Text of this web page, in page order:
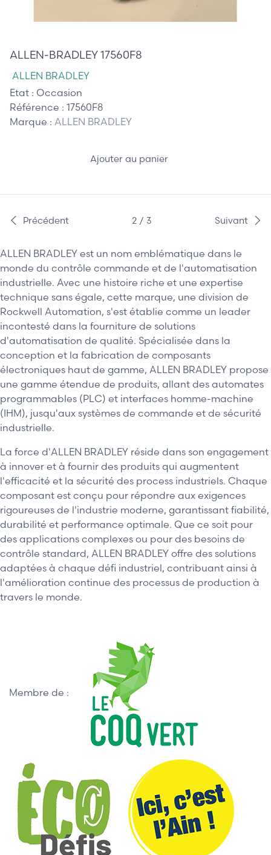
ALLEN BRADLEY est un nom emblématique dans le
monde du contrôle commande et de l'automatisation
industrielle. Avec une histoire riche et une expertise
technique sans égale, cette marque, une division de
Rockwell Automation, s'est établie comme un leader
incontesté dans la fourniture de solutions
d'automatisation de qualité. Spécialisée dans la
conception et la fabrication de composants
électroniques haut de gamme, ALLEN BRADLEY propose
une gamme étendue de produits, allant des automates
programmables (PLC) et interfaces homme-machine
(IHM), jusqu'aux systèmes de commande et de sécurité
industrielle.
La force d'ALLEN BRADLEY réside dans son engagement
à innover et à fournir des produits qui augmentent
l'efficacité et la sécurité des process industriels. Chaque
composant est conçu pour répondre aux exigences
rigoureuses de l'industrie moderne, garantissant fiabilité,
durabilité et performance optimale. Que ce soit pour
des applications complexes ou pour des besoins de
contrôle standard, ALLEN BRADLEY offre des solutions
adaptées à chaque défi industriel, contribuant ainsi à
l'amélioration continue des processus de production à
travers le monde.
ALLEN-BRADLEY 17560F8
ALLEN BRADLEY
Etat : Occasion
Référence : 17560F8
Marque : ALLEN BRADLEY
Ajouter au panier
Précédent 2 / 3 Suivant
Membre de :